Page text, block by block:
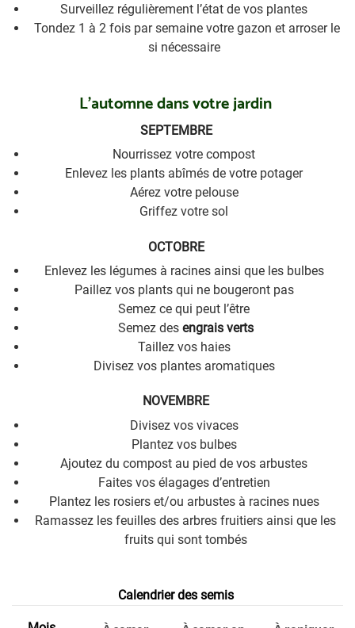
Surveillez régulièrement l’état de vos plantes
Tondez 1 à 2 fois par semaine votre gazon et arroser le
si nécessaire
L’automne dans votre jardin
SEPTEMBRE
Nourrissez votre compost
Enlevez les plants abîmés de votre potager
Aérez votre pelouse
Griffez votre sol
OCTOBRE
Enlevez les légumes à racines ainsi que les bulbes
Paillez vos plants qui ne bougeront pas
Semez ce qui peut l’être
Semez des engrais verts
Taillez vos haies
Divisez vos plantes aromatiques
NOVEMBRE
Divisez vos vivaces
Plantez vos bulbes
Ajoutez du compost au pied de vos arbustes
Faites vos élagages d’entretien
Plantez les rosiers et/ou arbustes à racines nues
Ramassez les feuilles des arbres fruitiers ainsi que les
fruits qui sont tombés
Calendrier des semis